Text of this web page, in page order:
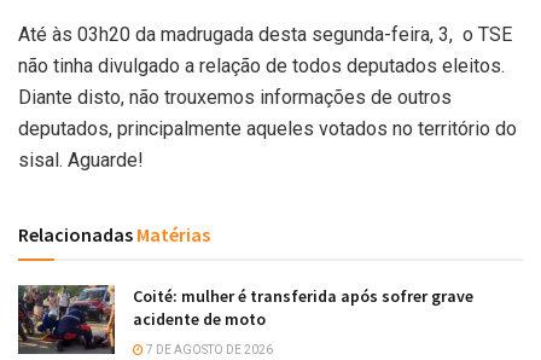
Até às 03h20 da madrugada desta segunda-feira, 3, o TSE
não tinha divulgado a relação de todos deputados eleitos.
Diante disto, não trouxemos informações de outros
deputados, principalmente aqueles votados no território do
sisal. Aguarde!
Relacionadas Matérias
Coité: mulher é transferida após sofrer grave
acidente de moto
7 DE AGOSTO DE 2026